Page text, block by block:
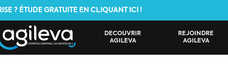
? ÉTUDE GRATUITE EN CLIQUANT ICI !
DÉCOUVRIR
AGILEVA
REJOINDRE
AGILEVA